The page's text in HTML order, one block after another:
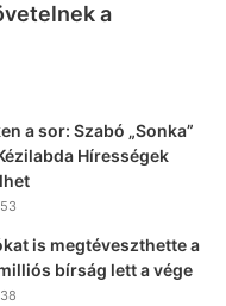
a
a sor: Szabó „Sonka”
Hírességek
is megtéveszthette a
bírság lett a vége